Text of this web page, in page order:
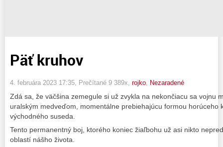
Päť kruhov
4. februára 2023 17:35 , Prečítané 9 389x, rojko Nezaradené
Zdá sa, že väčšina zemegule si už zvykla na nekončiacu sa vojnu
uralským medveďom, momentálne prebiehajúcu formou horúceho
východného suseda.
Tento permanentný boj, ktorého koniec žiaľbohu už asi nikto
oblastí nášho života.